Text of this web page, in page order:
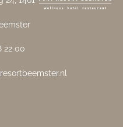
22 00